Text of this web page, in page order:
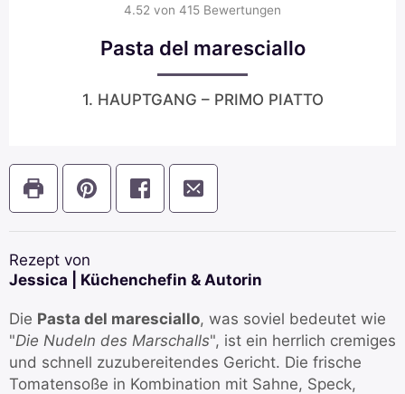
4.52 von 415 Bewertungen
Pasta del maresciallo
1. HAUPTGANG – PRIMO PIATTO
Rezept von
Jessica | Küchenchefin & Autorin
Die Pasta del maresciallo, was soviel bedeutet wie
"Die Nudeln des Marschalls", ist ein herrlich cremiges
und schnell zuzubereitendes Gericht. Die frische
Tomatensoße in Kombination mit Sahne, Speck,